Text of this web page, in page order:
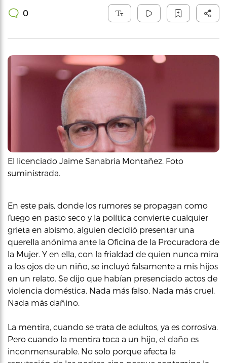
0
El licenciado Jaime Sanabria Montañez. Foto
suministrada.
En este país, donde los rumores se propagan como
fuego en pasto seco y la política convierte cualquier
grieta en abismo, alguien decidió presentar una
querella anónima ante la Oficina de la Procuradora de
la Mujer. Y en ella, con la frialdad de quien nunca mira
a los ojos de un niño, se incluyó falsamente a mis hijos
en un relato. Se dijo que habían presenciado actos de
violencia doméstica. Nada más falso. Nada más cruel.
Nada más dañino.
La mentira, cuando se trata de adultos, ya es corrosiva.
Pero cuando la mentira toca a un hijo, el daño es
inconmensurable. No solo porque afecta la